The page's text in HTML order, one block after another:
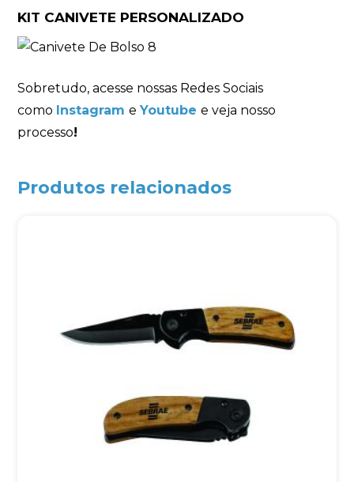
KIT CANIVETE PERSONALIZADO
Sobretudo, acesse nossas Redes Sociais
como Instagram eYoutube e veja nosso
processo!
Produtos relacionados